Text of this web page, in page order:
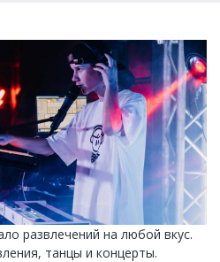
развлечений на любой вкус.
танцы и концерты.